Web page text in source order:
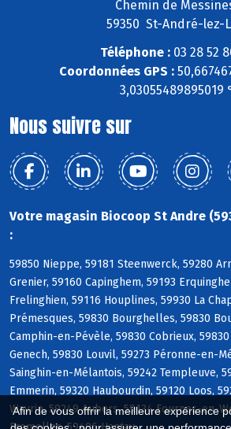
Afin de vous offrir la meilleure expérience
Chemin de
59350 St-André-lez-
Téléphone :03 28 52
Coordonnées GPS :
3,03055489895019
Nous suivre sur
Votre magasin Biocoop St Andre
:
59850 Nieppe, 59181 Steenwerck, 59280
Grenier, 59160 Capinghem, 59193
Frelinghien, 59116 Houplines, 59930 La
Prémesques, 59830 Bourghelles, 59830
Camphin-en-Pévèle, 59830 Cobrieux, 59830
Genech, 59830 Louvil, 59273 Péronne-en-
Sainghin-en-Mélantois, 59242 Templeuve,
Emmerin, 59320 Haubourdin, 59120 Loos,
Wavrin, 59249 Aubers, 59134 Fournes-en-